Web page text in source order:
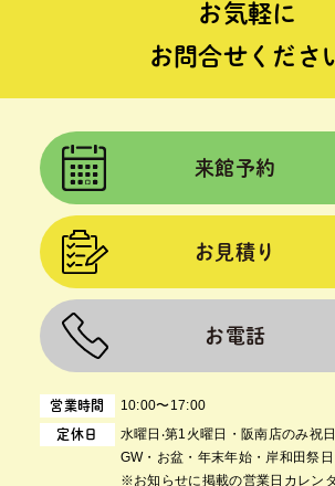
お気軽に
お問合せくださ
営業時間 10:00〜17:00
定休日
⽔曜⽇‧第1⽕曜⽇・阪南店のみ祝日
GW・お盆・年末年始・岸和田祭日
※お知らせに掲載の営業日カレン
来館予約
お見積り
お電話